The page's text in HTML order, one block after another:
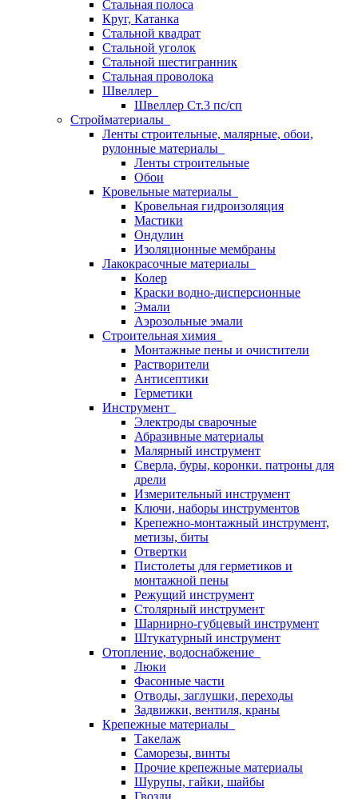
Стальная полоса
Круг, Катанка
Стальной квадрат
Стальной уголок
Стальной шестигранник
Стальная проволока
Швеллер
Швеллер Ст.3 пс/сп
Стройматериалы
Ленты строительные, малярные, обои,
рулонные материалы
Ленты строительные
Обои
Кровельные материалы
Кровельная гидроизоляция
Мастики
Ондулин
Изоляционные мембраны
Лакокрасочные материалы
Колер
Краски водно-дисперсионные
Эмали
Аэрозольные эмали
Строительная химия
Монтажные пены и очистители
Растворители
Антисептики
Герметики
Инструмент
Электроды сварочные
Абразивные материалы
Малярный инструмент
Сверла, буры, коронки. патроны для
дрели
Измерительный инструмент
Ключи, наборы инструментов
Крепежно-монтажный инструмент,
метизы, биты
Отвертки
Пистолеты для герметиков и
монтажной пены
Режущий инструмент
Столярный инструмент
Шарнирно-губцевый инструмент
Штукатурный инструмент
Отопление, водоснабжение
Люки
Фасонные части
Отводы, заглушки, переходы
Задвижки, вентиля, краны
Крепежные материалы
Такелаж
Саморезы, винты
Прочие крепежные материалы
Шурупы, гайки, шайбы
Гвозди